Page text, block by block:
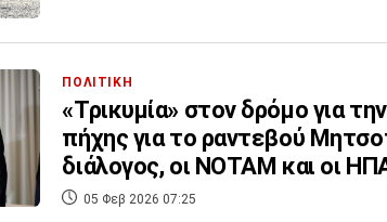
ΠΟΛΙΤΙΚΗ
«Τρικυμία» στον δρόμο για
πήχης για το ραντεβού
διάλογος, οι ΝΟΤΑΜ και οι
05 Φεβ 2026 07:25